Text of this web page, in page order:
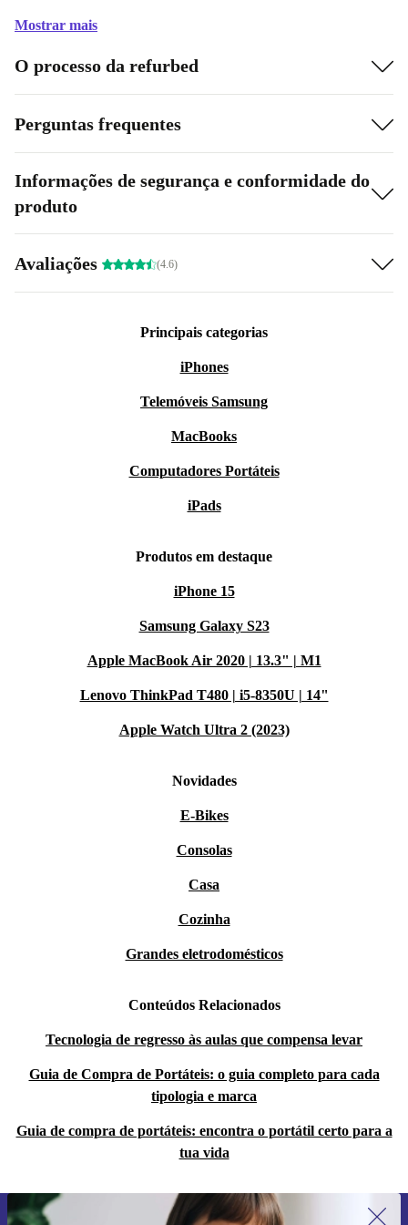
Mostrar mais
O processo da refurbed
Perguntas frequentes
Informações de segurança e conformidade do
produto
Avaliações (4.6)
Principais categorias
iPhones
Telemóveis Samsung
MacBooks
Computadores Portáteis
iPads
Produtos em destaque
iPhone 15
Samsung Galaxy S23
Apple MacBook Air 2020 | 13.3" | M1
Lenovo ThinkPad T480 | i5-8350U | 14"
Apple Watch Ultra 2 (2023)
Novidades
E-Bikes
Consolas
Casa
Cozinha
Grandes eletrodomésticos
Conteúdos Relacionados
Tecnologia de regresso às aulas que compensa levar
Guia de Compra de Portáteis: o guia completo para cada
tipologia e marca
Guia de compra de portáteis: encontra o portátil certo para a
tua vida